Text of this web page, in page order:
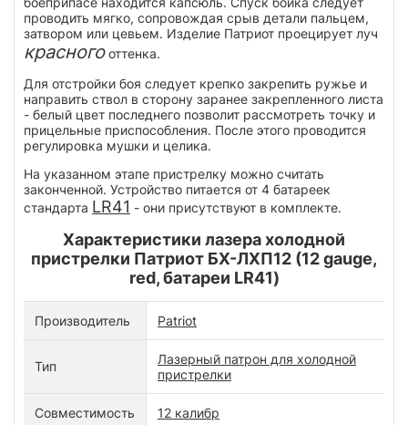
проводить мягко, сопровождая срыв детали пальцем,
затвором или цевьем. Изделие Патриот проецирует луч
красногооттенка.
Для отстройки боя следует крепко закрепить ружье и
направить ствол в сторону заранее закрепленного листа
- белый цвет последнего позволит рассмотреть точку и
прицельные приспособления. После этого проводится
регулировка мушки и целика.
На указанном этапе пристрелку можно считать
законченной. Устройство питается от 4 батареек
стандарта LR41 - они присутствуют в комплекте.
Характеристики лазера холодной
пристрелки Патриот БХ-ЛХП12 (12 gauge,
red, батареи LR41)
Производитель Patriot
Тип
Лазерный патрон для холодной
пристрелки
Совместимость 12 калибр